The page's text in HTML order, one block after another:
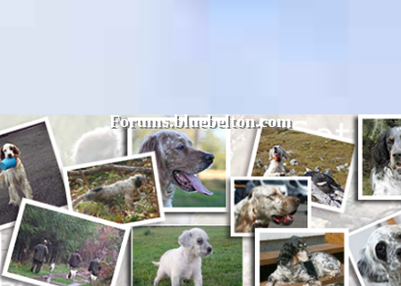
Forums.bluebelton.com